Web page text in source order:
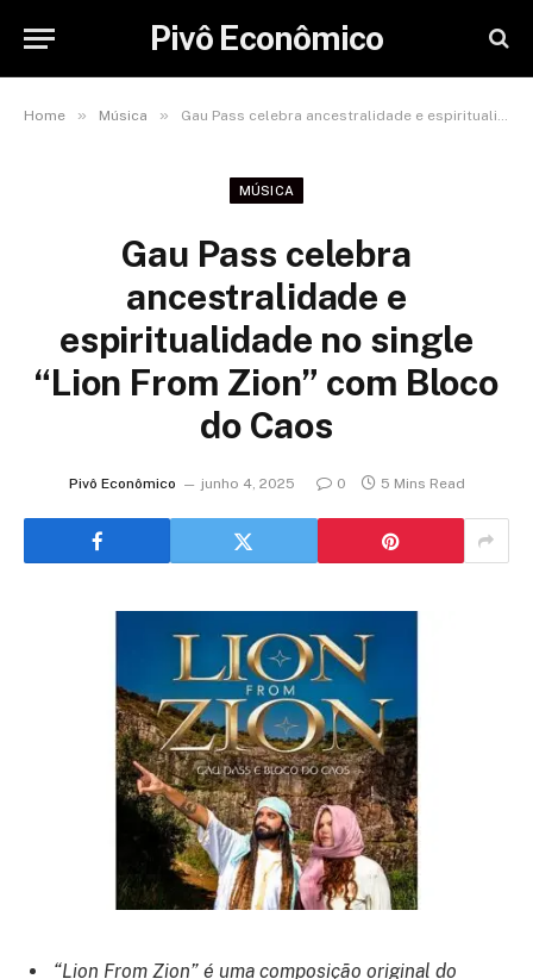
Pivô Econômico
Home » Música » Gau Pass celebra ancestralidade e espiritualidade no single “Lion From Zion” com Bloco do Caos
MÚSICA
Gau Pass celebra
ancestralidade e
espiritualidade no single
“Lion From Zion” com Bloco
do Caos
Pivô Econômico junho 4, 2025 0 5 Mins Read
“Lion From Zion” é uma composição original do